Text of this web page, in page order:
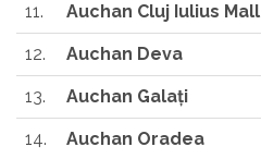
11. Auchan Cluj Iulius Mall
12. Auchan Deva
13. Auchan Galaţi
14. Auchan Oradea